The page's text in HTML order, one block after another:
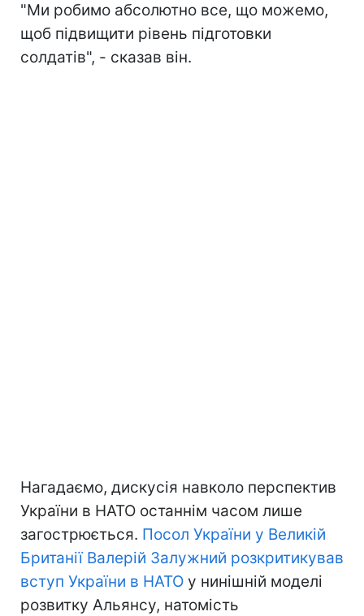
"Ми робимо абсолютно все, що можемо,
щоб підвищити рівень підготовки
солдатів", - сказав він.
Нагадаємо, дискусія навколо перспектив
України в НАТО останнім часом лише
загострюється. Посол України у Великій
Британії Валерій Залужний розкритикував
вступ України в НАТО у нинішній моделі
розвитку Альянсу, натомість